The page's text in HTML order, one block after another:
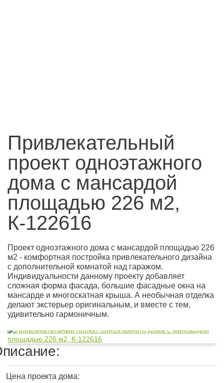
Привлекательный
проект одноэтажного
дома с мансардой
площадью 226 м2,
К-122616
Проект одноэтажного дома с мансардой площадью 226
м2 - комфортная постройка привлекательного дизайна
с дополнительной комнатой над гаражом.
Индивидуальности данному проекту добавляет
сложная форма фасада, большие фасадные окна на
мансарде и многоскатная крыша. А необычная отделка
делают экстерьер оригинальным, и вместе с тем,
удивительно гармоничным.
Цена проекта дома: